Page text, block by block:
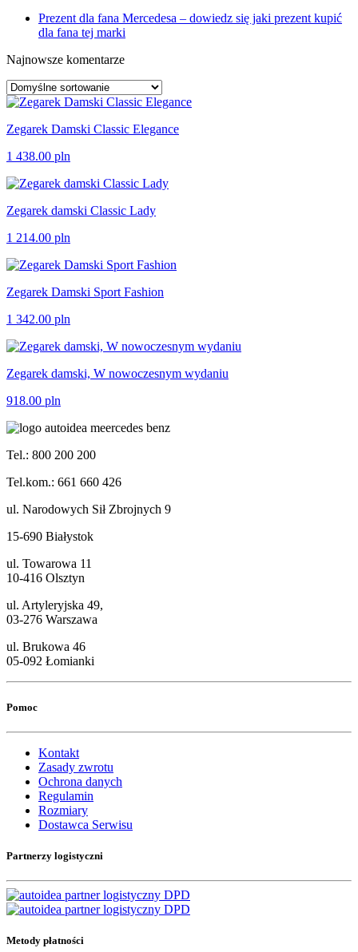
Prezent dla fana Mercedesa – dowiedz się jaki prezent kupić
dla fana tej marki
Najnowsze komentarze
Zegarek Damski Classic Elegance
1 438.00 pln
Zegarek damski Classic Lady
1 214.00 pln
Zegarek Damski Sport Fashion
1 342.00 pln
Zegarek damski, W nowoczesnym wydaniu
918.00 pln
Tel.: 800 200 200
Tel.kom.: 661 660 426
ul. Narodowych Sił Zbrojnych 9
15-690 Białystok
ul. Towarowa 11
10-416 Olsztyn
ul. Artyleryjska 49,
03-276 Warszawa
ul. Brukowa 46
05-092 Łomianki
Pomoc
Kontakt
Zasady zwrotu
Ochrona danych
Regulamin
Rozmiary
Dostawca Serwisu
Partnerzy logistyczni
Metody płatności